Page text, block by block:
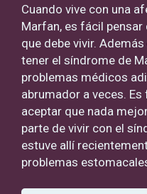
Cuando vive con una
Marfan, es fácil
que debe vivir.
tener el síndrome de
problemas médicos
abrumador a veces.
aceptar que nada
parte de vivir con el
estuve allí
problemas